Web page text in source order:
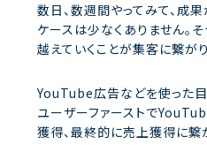
数日、数週間やってみて、成
ケースは少なくありません。
越えていくことが集客に繋がり
YouTube広告などを使った
ユーザーファーストで
獲得、最終的に売上獲得に繋